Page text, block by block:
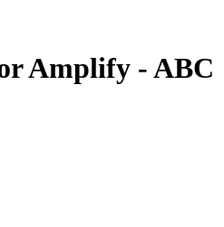
Amplify - ABC